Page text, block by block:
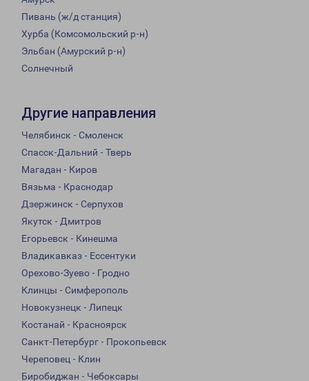
Пивань (ж/д станция)
Хурба (Комсомольский р-н)
Эльбан (Амурский р-н)
Солнечный
Другие направления
Челябинск - Смоленск
Спасск-Дальний - Тверь
Магадан - Киров
Вязьма - Краснодар
Дзержинск - Серпухов
Якутск - Дмитров
Егорьевск - Кинешма
Владикавказ - Ессентуки
Орехово-Зуево - Гродно
Клинцы - Симферополь
Новокузнецк - Липецк
Костанай - Красноярск
Санкт-Петербург - Прокопьевск
Череповец - Клин
Биробиджан - Чебоксары